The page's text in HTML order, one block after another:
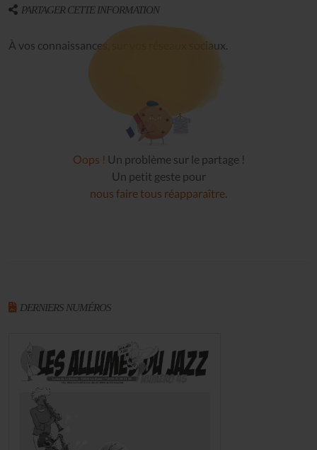
PARTAGER CETTE INFORMATION
À vos connaissances, sur vos réseaux sociaux.
Oops ! Un problème sur le partage !
Un petit geste pour
nous faire tous réapparaître.
DERNIERS NUMÉROS